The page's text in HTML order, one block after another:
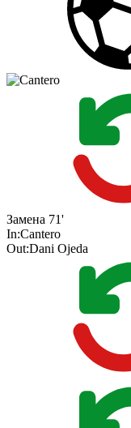
Замена 71'
In:Cantero
Out:Dani Ojeda